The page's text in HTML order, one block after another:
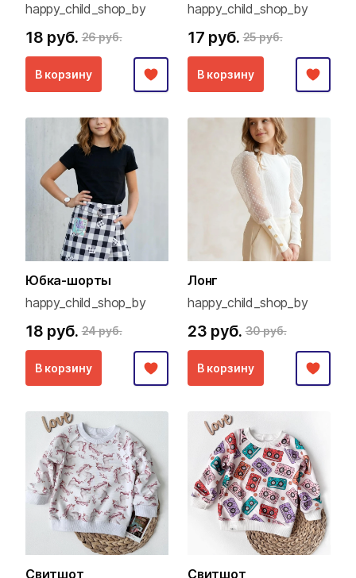
happy_child_shop_by
18 руб. 26 руб.
В корзину
happy_child_shop_by
17 руб. 25 руб.
В корзину
Юбка-шорты
happy_child_shop_by
18 руб. 24 руб.
В корзину
Лонг
happy_child_shop_by
23 руб. 30 руб.
В корзину
Свитшот
Свитшот